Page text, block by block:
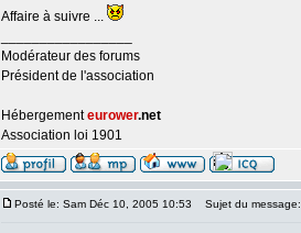
Affaire à suivre ...
Modérateur des forums
Président de l'association
Hébergementeurower.net
Association loi 1901
Posté le: Sam Déc 10, 2005 10:53 Sujet du message: